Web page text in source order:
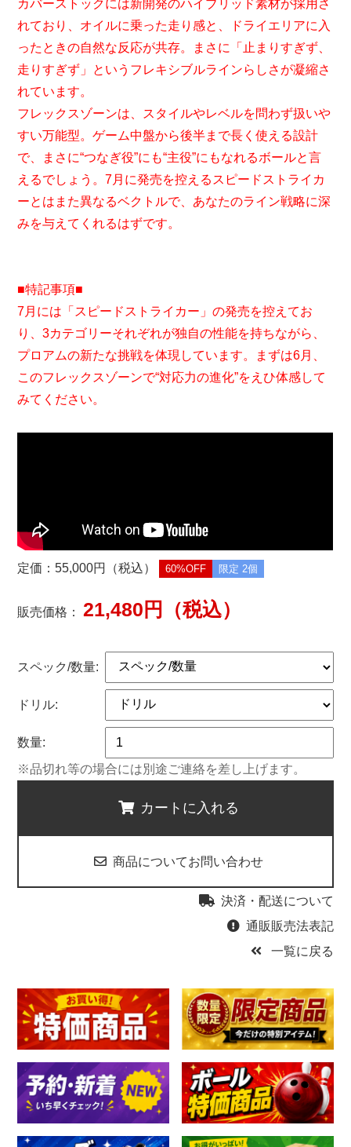
カバーストックには新開発のハイブリッド素材が採用さ
れており、オイルに乗った走り感と、ドライエリアに入
ったときの自然な反応が共存。まさに「止まりすぎず、
走りすぎず」というフレキシブルラインらしさが凝縮さ
れています。
フレックスゾーンは、スタイルやレベルを問わず扱いや
すい万能型。ゲーム中盤から後半まで長く使える設計
で、まさに“つなぎ役”にも“主役”にもなれるボールと言
えるでしょう。7月に発売を控えるスピードストライカ
ーとはまた異なるベクトルで、あなたのライン戦略に深
みを与えてくれるはずです。
■特記事項■
7月には「スピードストライカー」の発売を控えてお
り、3カテゴリーそれぞれが独自の性能を持ちながら、
プロアムの新たな挑戦を体現しています。まずは6月、
このフレックスゾーンで“対応力の進化”をえひ体感して
みてください。
定価：55,000円（税込） 60%OFF 限定 2個
販売価格：21,480円（税込）
スペック/数量:
ドリル:
数量:
※品切れ等の場合には別途ご連絡を差し上げます。
カートに入れる
商品についてお問い合わせ
決済・配送について
通販販売法表記
一覧に戻る